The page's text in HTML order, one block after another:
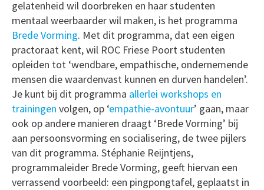
gelatenheid wil doorbreken en haar studenten
mentaal weerbaarder wil maken, is het programma
Brede Vorming. Met dit programma, dat een eigen
practoraat kent, wil ROC Friese Poort studenten
opleiden tot ‘wendbare, empathische, ondernemende
mensen die waardenvast kunnen en durven handelen’.
Je kunt bij dit programma allerlei workshops en
trainingen volgen, op ‘empathie-avontuur’ gaan, maar
ook op andere manieren draagt ‘Brede Vorming’ bij
aan persoonsvorming en socialisering, de twee pijlers
van dit programma. Stéphanie Reijntjens,
programmaleider Brede Vorming, geeft hiervan een
verrassend voorbeeld: een pingpongtafel, geplaatst in